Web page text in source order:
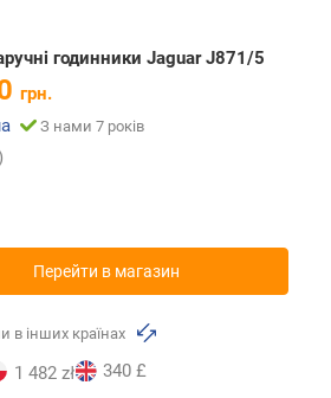
годинники Jaguar J871/5
грн.
З нами 7 років
Перейти в магазин
в інших країнах
1 482 zł 340 £